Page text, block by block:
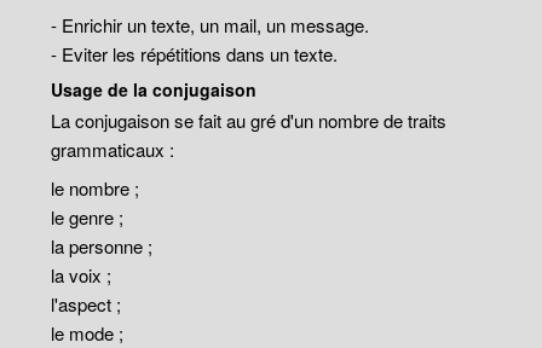
- Enrichir un texte, un mail, un message.
- Eviter les répétitions dans un texte.
Usage de la conjugaison
La conjugaison se fait au gré d'un nombre de traits
grammaticaux :
le nombre ;
le genre ;
la personne ;
la voix ;
l'aspect ;
le mode ;